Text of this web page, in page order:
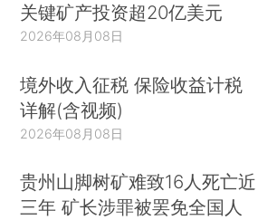
关键矿产投资超20亿美元
2026年08月08日
境外收入征税 保险收益计税
详解(含视频)
2026年08月08日
贵州山脚树矿难致16人死亡近
三年 矿长涉罪被罢免全国人